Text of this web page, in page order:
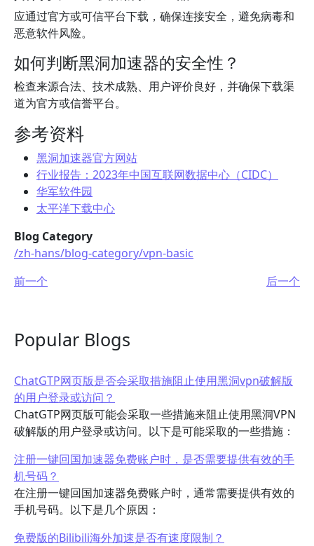
应通过官方或可信平台下载，确保连接安全，避免病毒和
恶意软件风险。
如何判断黑洞加速器的安全性？
检查来源合法、技术成熟、用户评价良好，并确保下载渠
道为官方或信誉平台。
参考资料
黑洞加速器官方网站
行业报告：2023年中国互联网数据中心（CIDC）
华军软件园
太平洋下载中心
Blog Category
/zh-hans/blog-category/vpn-basic
前一个
后一个
Popular Blogs
ChatGTP网页版是否会采取措施阻止使用黑洞vpn破解版
的用户登录或访问？
ChatGTP网页版可能会采取一些措施来阻止使用黑洞VPN
破解版的用户登录或访问。以下是可能采取的一些措施：
注册一键回国加速器免费账户时，是否需要提供有效的手
机号码？
在注册一键回国加速器免费账户时，通常需要提供有效的
手机号码。以下是几个原因：
免费版的Bilibili海外加速是否有速度限制？